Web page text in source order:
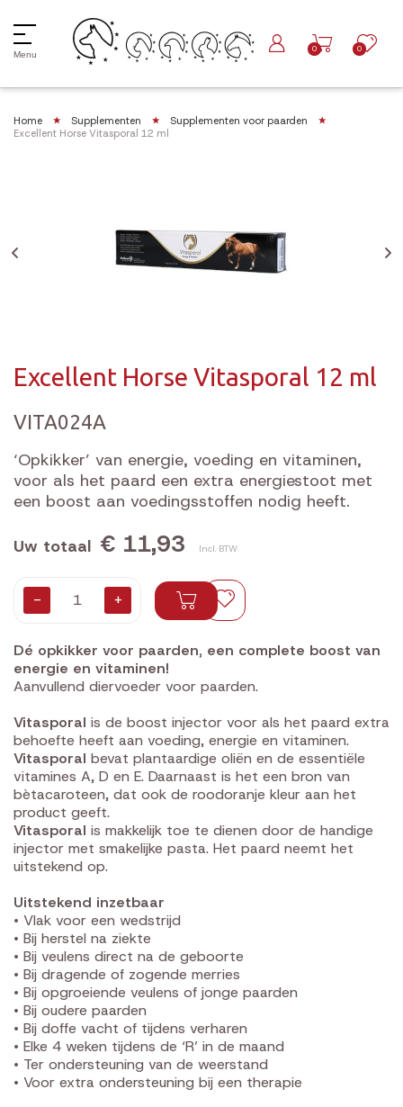
Menu
0 0
Home Supplementen
Supplementen voor paarden
Excellent Horse Vitasporal 12 ml
Excellent Horse Vitasporal 12 ml
VITA024A
‘Opkikker’ van energie, voeding en vitaminen,
voor als het paard een extra energiestoot met
een boost aan voedingsstoffen nodig heeft.
Uw totaal € 11,93 Incl. BTW
- +
Dé opkikker voor paarden, een complete boost van
energie en vitaminen!
Aanvullend diervoeder voor paarden.
Vitasporal is de boost injector voor als het paard extra
behoefte heeft aan voeding, energie en vitaminen.
Vitasporal bevat plantaardige oliën en de essentiële
vitamines A, D en E. Daarnaast is het een bron van
bètacaroteen, dat ook de roodoranje kleur aan het
product geeft.
Vitasporal is makkelijk toe te dienen door de handige
injector met smakelijke pasta. Het paard neemt het
uitstekend op.
Uitstekend inzetbaar
• Vlak voor een wedstrijd
• Bij herstel na ziekte
• Bij veulens direct na de geboorte
• Bij dragende of zogende merries
• Bij opgroeiende veulens of jonge paarden
• Bij oudere paarden
• Bij doffe vacht of tijdens verharen
• Elke 4 weken tijdens de ‘R’ in de maand
• Ter ondersteuning van de weerstand
• Voor extra ondersteuning bij een therapie